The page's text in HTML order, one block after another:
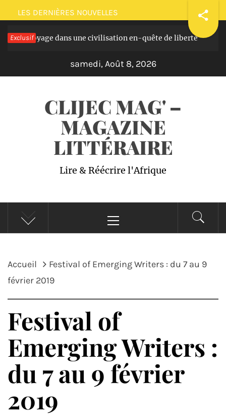
Passer
au
contenu
LES DERNIÈRES NOUVELLES
Exclusifvoyage dans une civilisation en-quête de liberté
samedi, Août 8, 2026
CLIJEC MAG' –
MAGAZINE
LITTÉRAIRE
Lire & Réécrire l'Afrique
principal
Accueil
Festival of Emerging Writers : du 7 au 9
février 2019
Festival of
Emerging Writers :
du 7 au 9 février
2019